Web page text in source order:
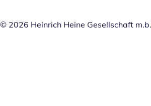
© 2026 Heinrich Heine Gesellschaft